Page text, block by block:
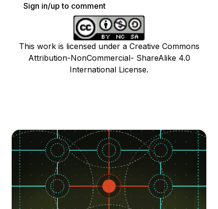
Sign in/up to comment
This work is licensed under a Creative Commons
Attribution-NonCommercial- ShareAlike 4.0
International License.